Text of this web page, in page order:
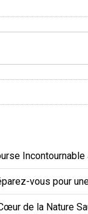
vous pour
de la Nature